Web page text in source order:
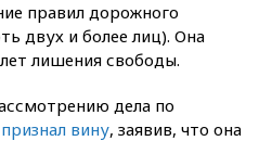
правил дорожного
двух и более лиц). Она
лишения свободы.
дела по
вину, заявив, что она